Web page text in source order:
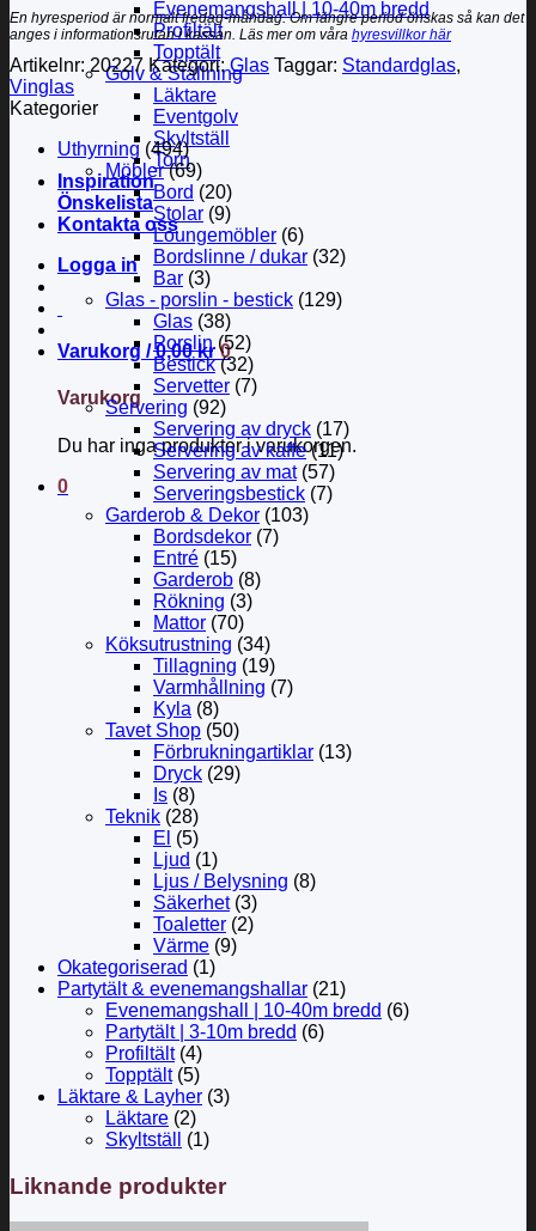
Evenemangshall | 10-40m bredd
Profiltält
Topptält
Golv & Ställning
Läktare
Eventgolv
Skyltställ
Torn
Inspiration
Önskelista
Kontakta oss
Logga in
Varukorg /0,00kr 0
Varukorg
Du har inga produkter i varukorgen.
0
En hyresperiod är normalt fredag-måndag. Om längre period önskas så kan det
anges i informationsrutan i kassan. Läs mer om våra hyresvillkor här
Artikelnr: 20227 Kategori:Glas Taggar: Standardglas,
Vinglas
Kategorier
Uthyrning (494)
Möbler (69)
Bord (20)
Stolar (9)
Loungemöbler (6)
Bordslinne / dukar (32)
Bar (3)
Glas - porslin - bestick (129)
Glas (38)
Porslin (52)
Bestick (32)
Servetter (7)
Servering (92)
Servering av dryck (17)
Servering av kaffe (11)
Servering av mat (57)
Serveringsbestick (7)
Garderob & Dekor (103)
Bordsdekor (7)
Entré (15)
Garderob (8)
Rökning (3)
Mattor (70)
Köksutrustning (34)
Tillagning (19)
Varmhållning (7)
Kyla (8)
Tavet Shop (50)
Förbrukningartiklar (13)
Dryck (29)
Is (8)
Teknik (28)
El (5)
Ljud (1)
Ljus / Belysning (8)
Säkerhet (3)
Toaletter (2)
Värme (9)
Okategoriserad (1)
Partytält & evenemangshallar (21)
Evenemangshall | 10-40m bredd (6)
Partytält | 3-10m bredd (6)
Profiltält (4)
Topptält (5)
Läktare & Layher (3)
Läktare (2)
Skyltställ
(1)
Liknande produkter